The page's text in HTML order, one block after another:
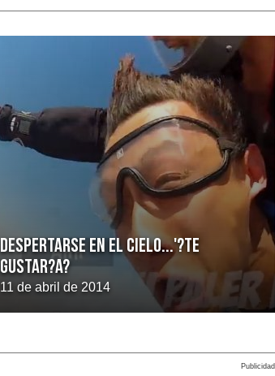
Despertarse en el cielo...'?Te
gustar?a?
11 de abril de 2014
Publicidad